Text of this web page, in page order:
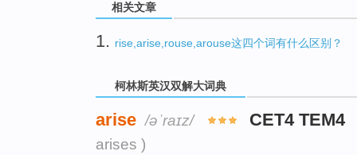
相关文章
1. rise,arise,rouse,arouse这四个词有什么区别？
柯林斯英汉双解大词典
arise /əˈraɪz/ CET4 TEM4
arises )